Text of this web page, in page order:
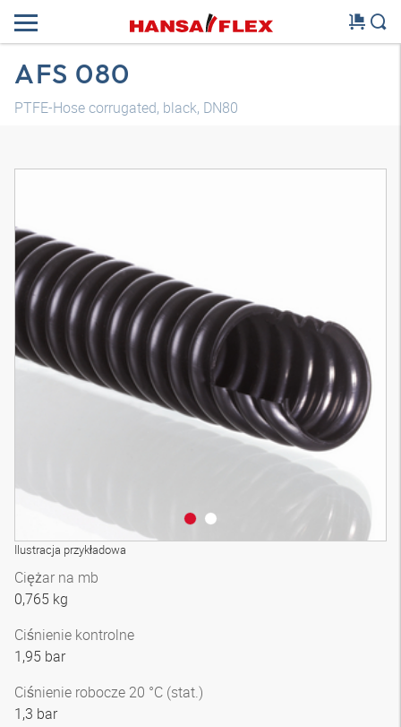
AFS 080
PTFE-Hose corrugated, black, DN80
Ilustracja przykładowa
Ciężar na mb
0,765 kg
Ciśnienie kontrolne
1,95 bar
Ciśnienie robocze 20 °C (stat.)
1,3 bar